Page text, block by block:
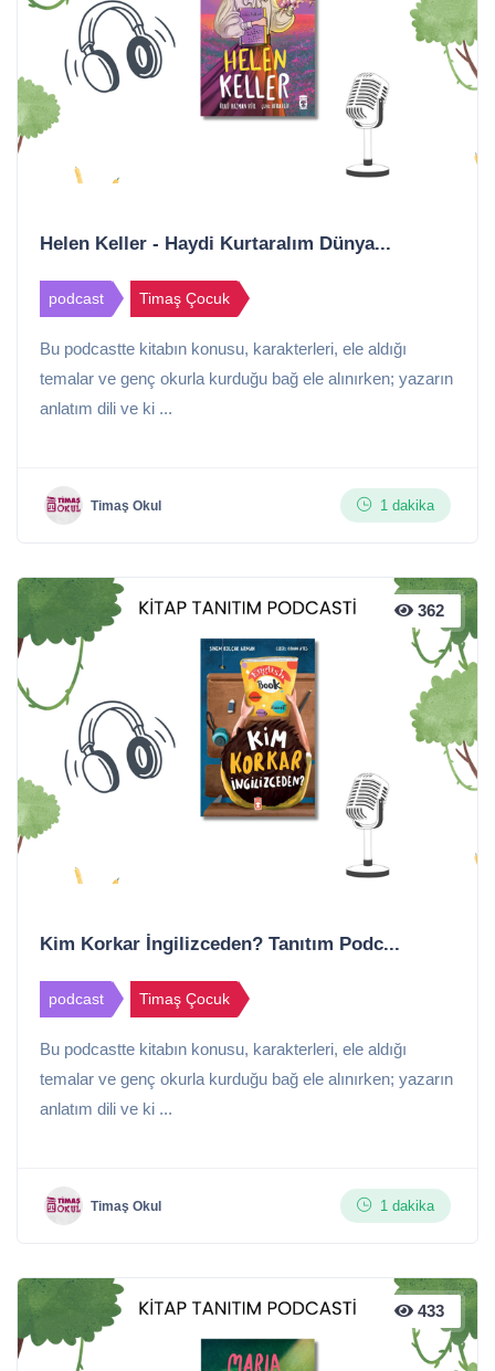
Helen Keller - Haydi Kurtaralım Dünya...
podcast Timaş Çocuk
Bu podcastte kitabın konusu, karakterleri, ele aldığı
temalar ve genç okurla kurduğu bağ ele alınırken; yazarın
anlatım dili ve ki ...
Timaş Okul 1 dakika
362
Kim Korkar İngilizceden? Tanıtım Podc...
podcast Timaş Çocuk
Bu podcastte kitabın konusu, karakterleri, ele aldığı
temalar ve genç okurla kurduğu bağ ele alınırken; yazarın
anlatım dili ve ki ...
Timaş Okul 1 dakika
433